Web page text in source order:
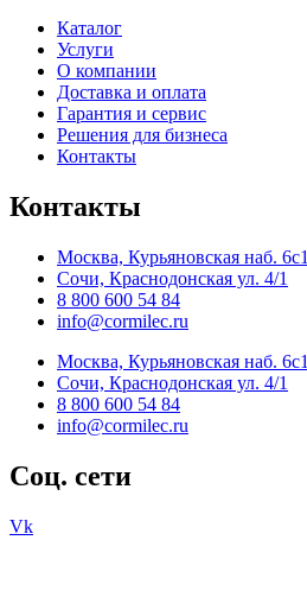
Каталог
Услуги
О компании
Доставка и оплата
Гарантия и сервис
Решения для бизнеса
Контакты
Контакты
Москва, Курьяновская наб. 6с1
Сочи, Краснодонская ул. 4/1
8 800 600 54 84
info@cormilec.ru
Москва, Курьяновская наб. 6с1
Сочи, Краснодонская ул. 4/1
8 800 600 54 84
info@cormilec.ru
Соц. сети
Vk